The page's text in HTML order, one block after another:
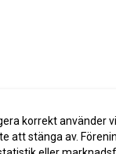
korrekt använder
att stänga av.